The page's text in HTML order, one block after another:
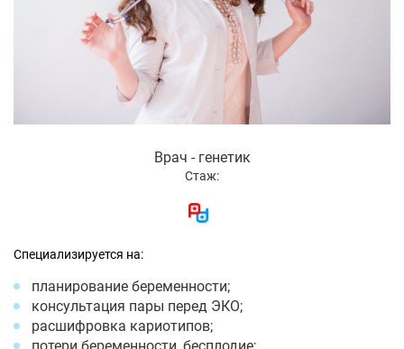
Врач - генетик
Стаж:
Специализируется на:
планирование беременности;
консультация пары перед ЭКО;
расшифровка кариотипов;